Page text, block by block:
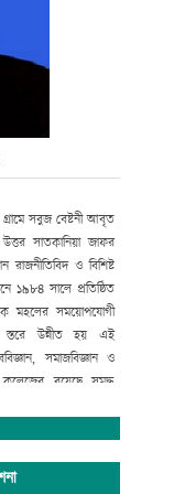
গ্রামে সবুজ বেষ্টনী আবৃত
উত্তর সাতকানিয়া জাফর
ও বিশিষ্ট
১৯৮৪ সালে প্রতিষ্ঠিত
মহলের সময়োপযোগী
স্তরে উন্নীত হয় এই
সমাজবিজ্ঞান ও
রয়েছে সমৃদ্ধ
একঝাঁক সুযোগ্য, দক্ষ ও